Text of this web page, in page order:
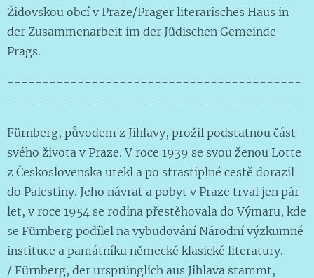
Židovskou obcí v Praze/Prager literarisches Haus in
der Zusammenarbeit im der Jüdischen Gemeinde
Prags.
------------------------------------------
-----------------------------------------
Fürnberg, původem z Jihlavy, prožil podstatnou část
svého života v Praze. V roce 1939 se svou ženou Lotte
z Československa utekl a po strastiplné cestě dorazil
do Palestiny. Jeho návrat a pobyt v Praze trval jen pár
let, v roce 1954 se rodina přestěhovala do Výmaru, kde
se Fürnberg podílel na vybudování Národní výzkumné
instituce a památníku německé klasické literatury.
/ Fürnberg, der ursprünglich aus Jihlava stammt,